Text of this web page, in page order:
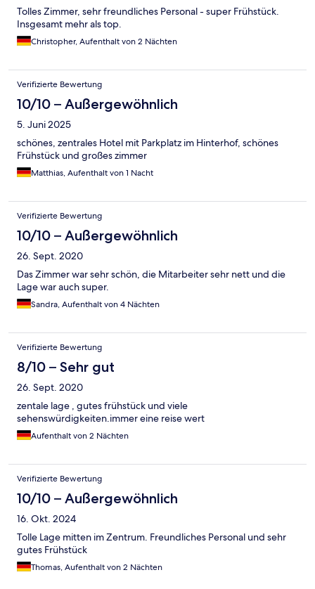
Tolles Zimmer, sehr freundliches Personal - super Frühstück.
Insgesamt mehr als top.
Christopher, Aufenthalt von 2 Nächten
Verifizierte Bewertung
10/10 – Außergewöhnlich
5. Juni 2025
schönes, zentrales Hotel mit Parkplatz im Hinterhof, schönes
Frühstück und großes zimmer
Matthias, Aufenthalt von 1 Nacht
Verifizierte Bewertung
10/10 – Außergewöhnlich
26. Sept. 2020
Das Zimmer war sehr schön, die Mitarbeiter sehr nett und die
Lage war auch super.
Sandra, Aufenthalt von 4 Nächten
Verifizierte Bewertung
8/10 – Sehr gut
26. Sept. 2020
zentale lage , gutes frühstück und viele
sehenswürdigkeiten.immer eine reise wert
Aufenthalt von 2 Nächten
Verifizierte Bewertung
10/10 – Außergewöhnlich
16. Okt. 2024
Tolle Lage mitten im Zentrum. Freundliches Personal und sehr
gutes Frühstück
Thomas, Aufenthalt von 2 Nächten